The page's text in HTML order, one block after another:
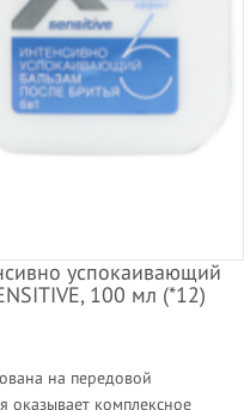
успокаивающий
100 мл (*12)
на передовой
оказывает комплексное